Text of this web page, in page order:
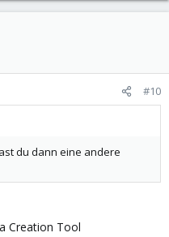
#10
du dann eine andere
Creation Tool